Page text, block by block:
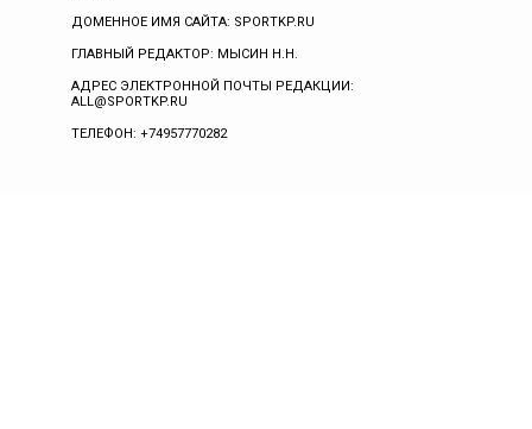
ДОМЕННОЕ ИМЯ САЙТА: SPORTKP.RU
ГЛАВНЫЙ РЕДАКТОР: МЫСИН Н.Н.
АДРЕС ЭЛЕКТРОННОЙ ПОЧТЫ РЕДАКЦИИ:
ALL@SPORTKP.RU
ТЕЛЕФОН: +74957770282